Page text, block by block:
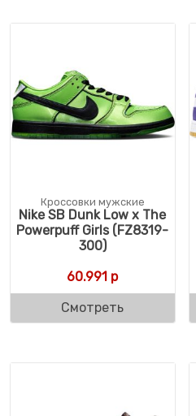
Кроссовки мужские
Nike SB Dunk Low x The
Powerpuff Girls (FZ8319-
300)
60.991 р
Смотреть